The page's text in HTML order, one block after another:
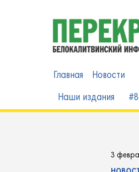
Главная Новости
Наши издания
3